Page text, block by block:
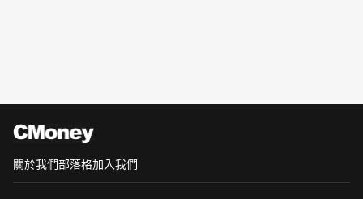
關於我們部落格加入我們